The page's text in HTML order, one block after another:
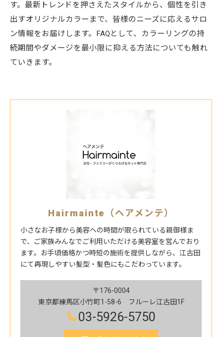
す。最新トレンドを押さえたスタイルから、個性を引き
出すオリジナルカラーまで、皆様のニーズに応えるサロ
ン情報をお届けします。FAQとして、カラーリングの持
続期間やダメージを最小限に抑える方法についても触れ
ていきます。
Hairmainte（ヘアメンテ）
小さなお子様から美容への時間が限られている親御様ま
で、ご家族みんなでご利用いただける美容室を営んでおり
ます。お手頃価格かつ時短の施術を提供しながら、江古田
にて再現しやすい髪型・髪色にもこだわっています。
〒176-0004
東京都練馬区小竹町1-58-6 フルーレ江古田1F
03-5926-5750